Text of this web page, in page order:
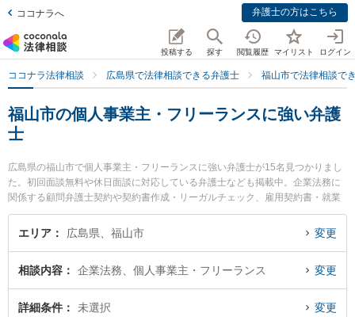
ココナラへ 弁護士の方はこちら
投稿する 探す 閲覧履歴 マイリスト ログイン
ココナラ法律相談 広島県で法律相談できる弁護士 福山市で法律相談で
福山市の個人事業主・フリーランスに強い弁護
士
広島県の福山市で個人事業主・フリーランスに強い弁護士が15名見つかりまし
た。初回面談無料や休日面談に対応している弁護士なども掲載中。企業法務に
関係する顧問弁護士契約や契約書作成・リーガルチェック、雇用契約書・就業
規則作成等の細かな分野での絞り込み検索もでき便利です。特に弁護士法人ば
らのまち法律事務所の瀬尾 義裕弁護士やベリーベスト法律事務所 福山オフィス
夜間に発生した個人事業主・フリーランスのトラブルを今すぐに弁護士に相談
したい』『個人事業主・フリーランスのトラブル解決の実績豊富な近くの弁護
士を検索したい』『初回相談無料で個人事業主・フリーランスを法律相談でき
エリア 広島県、福山市 変更
相談内容 企業法務、個人事業主・フリーランス 変更
詳細条件 未選択 変更